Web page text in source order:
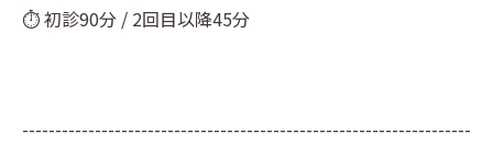
⏱️ 初診90分 / 2回目以降45分
--------------------------------------------------------------------